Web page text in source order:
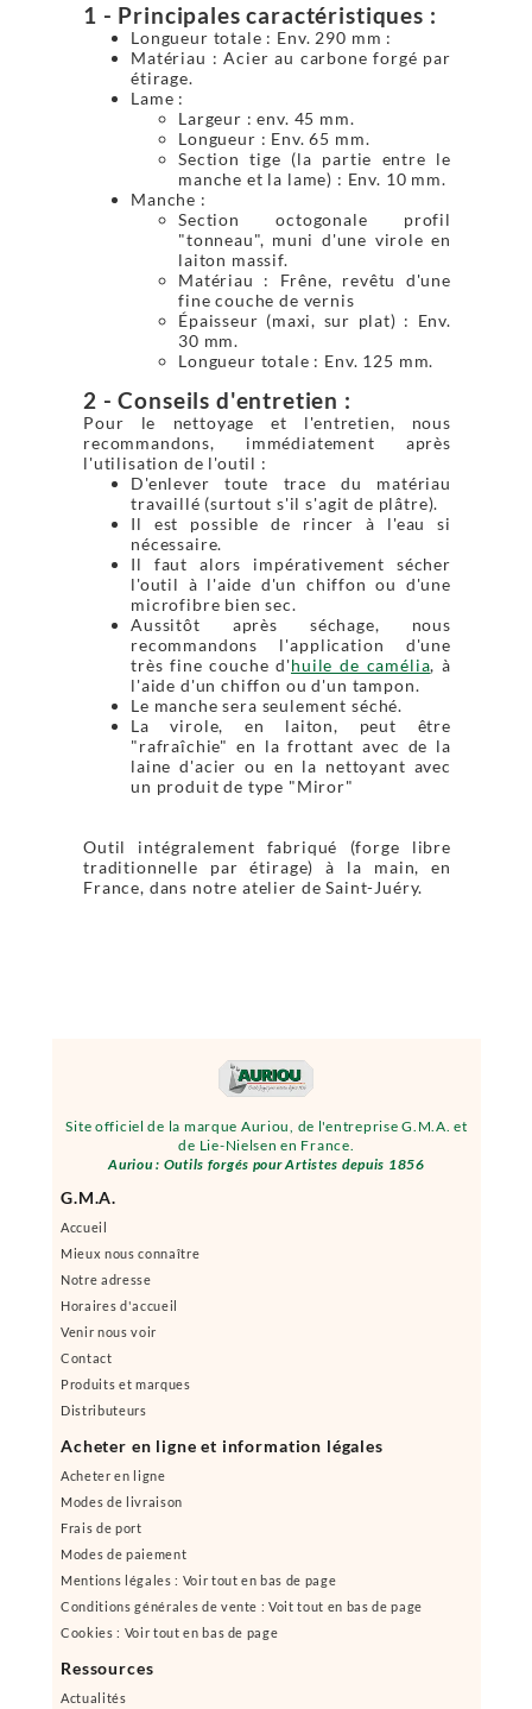
Site officiel de la marque Auriou, de l'entreprise G.M.A. et
de Lie-Nielsen en France.
Auriou : Outils forgés pour Artistes depuis 1856
G.M.A.
Accueil
Mieux nous connaître
Notre adresse
Horaires d'accueil
Venir nous voir
Contact
Produits et marques
Distributeurs
Acheter en ligne et information légales
Acheter en ligne
Modes de livraison
Frais de port
Modes de paiement
Mentions légales : Voir tout en bas de page
Conditions générales de vente : Voit tout en bas de page
Cookies : Voir tout en bas de page
Ressources
Actualités
1 - Principales caractéristiques :
Longueur totale : Env. 290 mm :
Matériau : Acier au carbone forgé par
étirage.
Lame :
Largeur : env. 45 mm.
Longueur : Env. 65 mm.
Section tige (la partie entre le
manche et la lame) : Env. 10 mm.
Manche :
Section octogonale profil
"tonneau", muni d'une virole en
laiton massif.
Matériau : Frêne, revêtu d'une
fine couche de vernis
Épaisseur (maxi, sur plat) : Env.
30 mm.
Longueur totale : Env. 125 mm.
2 - Conseils d'entretien :
Pour le nettoyage et l'entretien, nous
recommandons, immédiatement après
l'utilisation de l'outil :
D'enlever toute trace du matériau
travaillé (surtout s'il s'agit de plâtre).
Il est possible de rincer à l'eau si
nécessaire.
Il faut alors impérativement sécher
l'outil à l'aide d'un chiffon ou d'une
microfibre bien sec.
Aussitôt après séchage, nous
recommandons l'application d'une
très fine couche d'huile de camélia, à
l'aide d'un chiffon ou d'un tampon.
Le manche sera seulement séché.
La virole, en laiton, peut être
"rafraîchie" en la frottant avec de la
laine d'acier ou en la nettoyant avec
un produit de type "Miror"
Outil intégralement fabriqué (forge libre
traditionnelle par étirage) à la main, en
France, dans notre atelier de Saint-Juéry.